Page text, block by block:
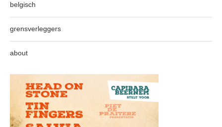
belgisch
grensverleggers
about